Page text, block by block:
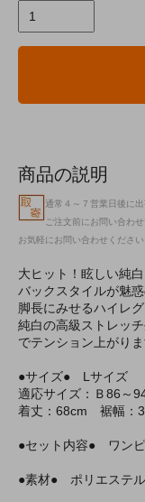
商品の説明
通常４～７営業日後に
ご注文前にお問い合わ
お気軽にお問い合わせください
大ヒット！眩しい純
バックスタイルが魅
脚長にみせるハイレグ
純白の高級ストレッ
でテンション上がりま
●サイズ● Lサイズ
適応サイズ：Ｂ86
着丈：68cm 裾幅：
●セット内容● ワン
●素材● ポリエステ